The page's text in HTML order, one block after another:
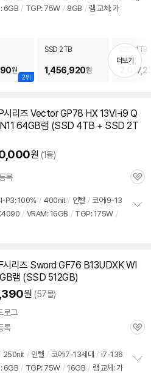
6GB / TGP: 75W / 8GB / 램 교체: 가
치
기
2위
원
SSD 2TB
1,456,920원
SSD 4TB
더보기
시리즈 Vector GP78 HX 13VI-i9 Q
64GB램 (SSD 4TB + SSD 2T
원 (1몰)
록
관
P3: 100% / 400nit / 인텔 / 코어i9-13
/ VRAM: 16GB / TGP: 175W /
시리즈 Sword GF76 B13UDXK WI
램 (SSD 512GB)
원 (57몰)
로그
록
관
250nit / 인텔 / 코어i7-13세대 / i7-136
6GB / TGP: 75W / 16GB / 램 교체: 가